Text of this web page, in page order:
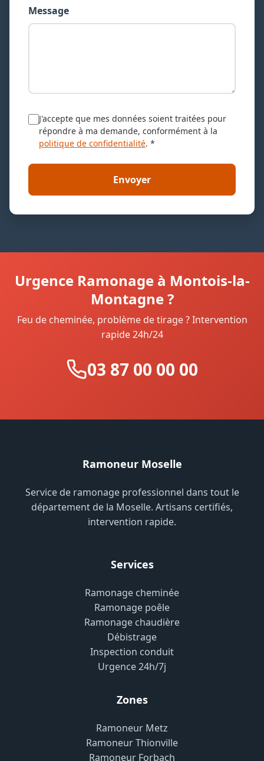
Message
J'accepte que mes données soient traitées pour
répondre à ma demande, conformément à la
politique de confidentialité. *
Envoyer
Urgence Ramonage à Montois-la-
Montagne ?
Feu de cheminée, problème de tirage ? Intervention
rapide 24h/24
03 87 00 00 00
Ramoneur Moselle
Service de ramonage professionnel dans tout le
département de la Moselle. Artisans certifiés,
intervention rapide.
Services
Ramonage cheminée
Ramonage poêle
Ramonage chaudière
Débistrage
Inspection conduit
Urgence 24h/7j
Zones
Ramoneur Metz
Ramoneur Thionville
Ramoneur Forbach